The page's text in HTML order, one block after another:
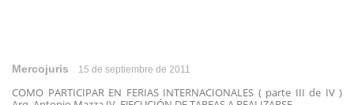
Mercojuris 15 de septiembre de 2011
COMO PARTICIPAR EN FERIAS INTERNACIONALES ( parte III de IV )